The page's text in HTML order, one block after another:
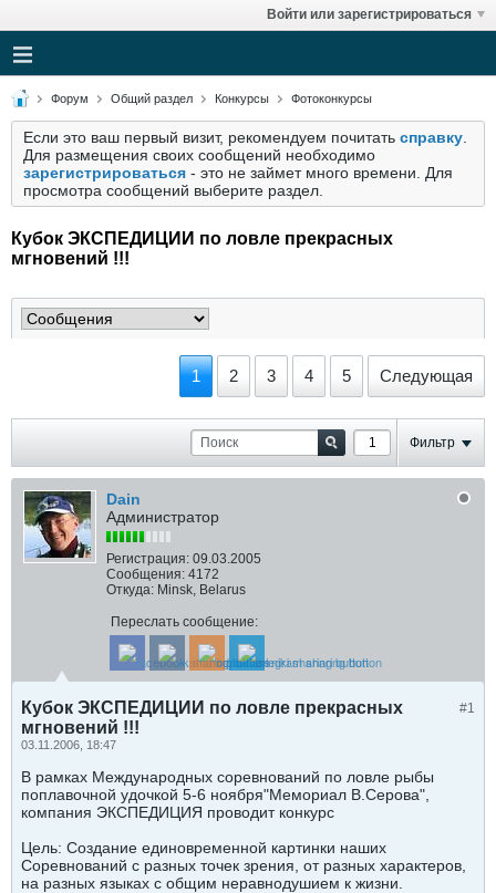
Войти или зарегистрироваться
Форум Общий раздел Конкурсы Фотоконкурсы
Если это ваш первый визит, рекомендуем почитать справку
Для размещения своих сообщений необходимо
зарегистрироваться - это не займет много времени. Для
просмотра сообщений выберите раздел.
Кубок ЭКСПЕДИЦИИ по ловле прекрасных
мгновений !!!
1 2 3 4 5 Следующая
Фильтр
Dain
Администратор
Регистрация: 09.03.2005
Сообщения: 4172
Откуда: Minsk, Belarus
Переслать сообщение:
#1
Кубок ЭКСПЕДИЦИИ по ловле прекрасных
мгновений !!!
03.11.2006, 18:47
В рамках Международных соревнований по ловле рыбы
поплавочной удочкой 5-6 ноября"Мемориал В.Серова",
компания ЭКСПЕДИЦИЯ проводит конкурс
Цель: Создание единовременной картинки наших
Соревнований с разных точек зрения, от разных характеров,
на разных языках с общим неравнодушием к жизни.